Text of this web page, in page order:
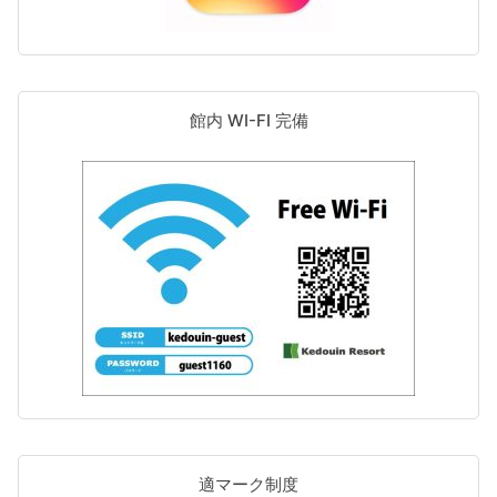
館内 WI-FI 完備
適マーク制度